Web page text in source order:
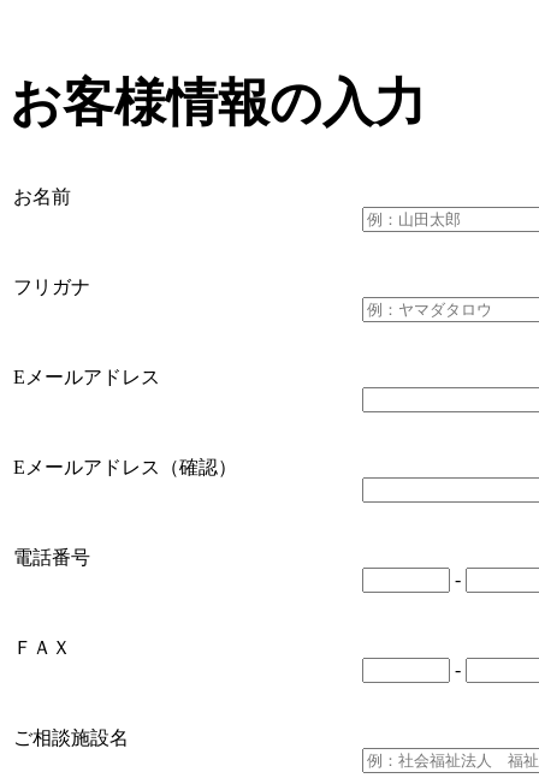
お客様情報の入力
お名前
フリガナ
Eメールアドレス
Eメールアドレス（確認）
電話番号
-
ＦＡＸ
-
ご相談施設名